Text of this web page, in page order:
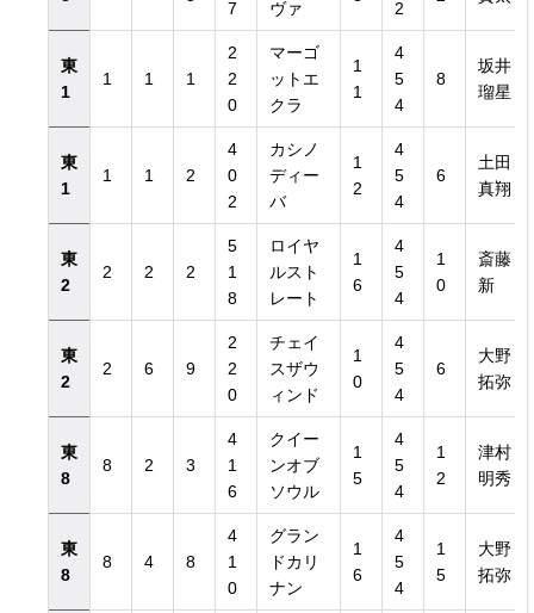
7 ヴァ 2
東
1
1 1 1
2
2
0
マーゴ
ットエ
クラ
1
1
4
5
4
8
坂井
瑠星
東
1
1 1 2
4
0
2
カシノ
ディー
バ
1
2
4
5
4
6
土田
真翔
東
2
2 2 2
5
1
8
ロイヤ
ルスト
レート
1
6
4
5
4
1
0
斎藤
新
東
2
2 6 9
2
2
0
チェイ
スザウ
ィンド
1
0
4
5
4
6
大野
拓弥
東
8
8 2 3
4
1
6
クイー
ンオブ
ソウル
1
5
4
5
4
1
2
津村
明秀
東
8
8 4 8
4
1
0
グラン
ドカリ
ナン
1
6
4
5
4
1
5
大野
拓弥